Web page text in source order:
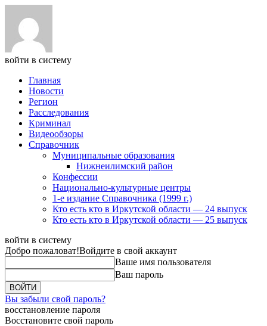
войти в систему
Главная
Новости
Регион
Расследования
Криминал
Видеообзоры
Справочник
Муниципальные образования
Нижнеилимский район
Конфессии
Национально-культурные центры
1-е издание Справочника (1999 г.)
Кто есть кто в Иркутской области — 24 выпуск
Кто есть кто в Иркутской области — 25 выпуск
войти в систему
Добро пожаловат!Войдите в свой аккаунт
Ваше имя пользователя
Ваш пароль
Вы забыли свой пароль?
восстановление пароля
Восстановите свой пароль